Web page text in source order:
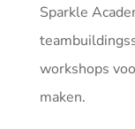
Sparkle
workshops
maken.